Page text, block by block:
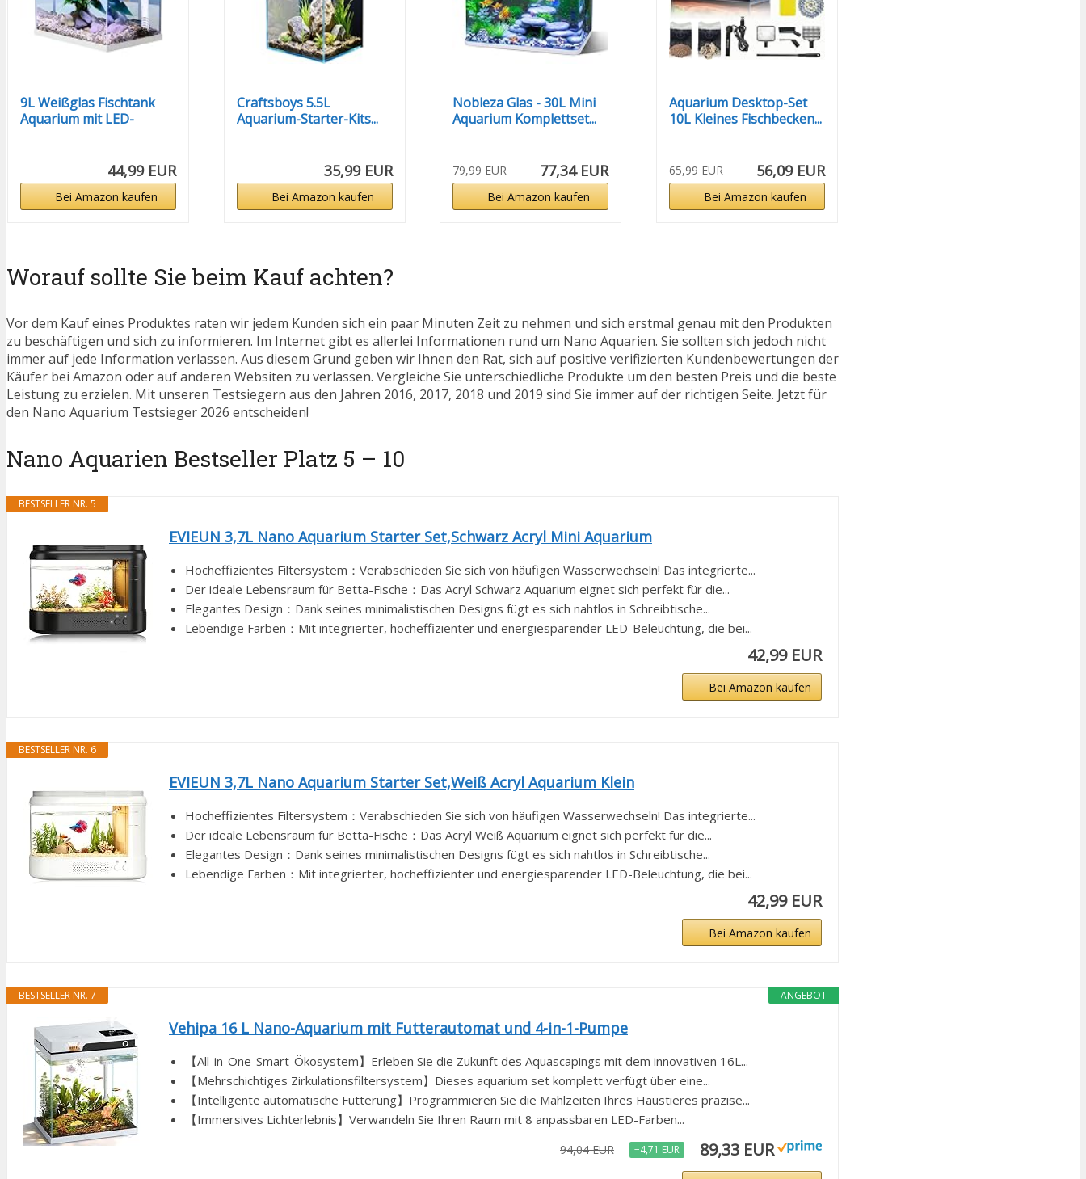
9L Weißglas Fischtank
Aquarium mit LED-
44,99 EUR
Bei Amazon kaufen
Craftsboys 5.5L
Aquarium-Starter-Kits...
35,99 EUR
Bei Amazon kaufen
Nobleza Glas - 30L Mini
Aquarium Komplettset...
79,99 EUR 77,34 EUR
Bei Amazon kaufen
Aquarium Desktop-Set
10L Kleines Fischbecken...
65,99 EUR 56,09 EUR
Bei Amazon kaufen
Worauf sollte Sie beim Kauf achten?
Vor dem Kauf eines Produktes raten wir jedem Kunden sich ein paar Minuten Zeit zu nehmen und sich erstmal genau mit den Produkten
zu beschäftigen und sich zu informieren. Im Internet gibt es allerlei Informationen rund um Nano Aquarien. Sie sollten sich jedoch nicht
immer auf jede Information verlassen. Aus diesem Grund geben wir Ihnen den Rat, sich auf positive verifizierten Kundenbewertungen der
Käufer bei Amazon oder auf anderen Websiten zu verlassen. Vergleiche Sie unterschiedliche Produkte um den besten Preis und die beste
Leistung zu erzielen. Mit unseren Testsiegern aus den Jahren 2016, 2017, 2018 und 2019 sind Sie immer auf der richtigen Seite. Jetzt für
den Nano Aquarium Testsieger 2026 entscheiden!
Nano Aquarien Bestseller Platz 5 – 10
BESTSELLER NR. 5
EVIEUN 3,7L Nano Aquarium Starter Set,Schwarz Acryl Mini Aquarium
Hocheffizientes Filtersystem：Verabschieden Sie sich von häufigen Wasserwechseln! Das integrierte...
Der ideale Lebensraum für Betta-Fische：Das Acryl Schwarz Aquarium eignet sich perfekt für die...
Elegantes Design：Dank seines minimalistischen Designs fügt es sich nahtlos in Schreibtische...
Lebendige Farben：Mit integrierter, hocheffizienter und energiesparender LED-Beleuchtung, die bei...
42,99 EUR
Bei Amazon kaufen
BESTSELLER NR. 6
EVIEUN 3,7L Nano Aquarium Starter Set,Weiß Acryl Aquarium Klein
Hocheffizientes Filtersystem：Verabschieden Sie sich von häufigen Wasserwechseln! Das integrierte...
Der ideale Lebensraum für Betta-Fische：Das Acryl Weiß Aquarium eignet sich perfekt für die...
Elegantes Design：Dank seines minimalistischen Designs fügt es sich nahtlos in Schreibtische...
Lebendige Farben：Mit integrierter, hocheffizienter und energiesparender LED-Beleuchtung, die bei...
42,99 EUR
Bei Amazon kaufen
ANGEBOT
BESTSELLER NR. 7
Vehipa 16 L Nano-Aquarium mit Futterautomat und 4-in-1-Pumpe
【All-in-One-Smart-Ökosystem】Erleben Sie die Zukunft des Aquascapings mit dem innovativen 16L...
【Mehrschichtiges Zirkulationsfiltersystem】Dieses aquarium set komplett verfügt über eine...
【Intelligente automatische Fütterung】Programmieren Sie die Mahlzeiten Ihres Haustieres präzise...
【Immersives Lichterlebnis】Verwandeln Sie Ihren Raum mit 8 anpassbaren LED-Farben...
94,04 EUR −4,71 EUR 89,33 EUR